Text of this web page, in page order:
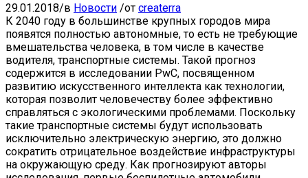
29.01.2018/в Новости /от createrra
​​К 2040 году в большинстве крупных городов мира
появятся полностью автономные, то есть не требующие
вмешательства человека, в том числе в качестве
водителя, транспортные системы. Такой прогноз
содержится в исследовании PwC, посвященном
развитию искусственного интеллекта как технологии,
которая позволит человечеству более эффективно
справляться с экологическими проблемами. Поскольку
такие транспортные системы будут использовать
исключительно электрическую энергию, это должно
сократить отрицательное воздействие инфраструктуры
на окружающую среду. Как прогнозируют авторы